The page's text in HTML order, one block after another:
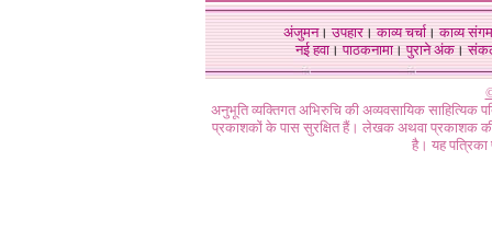
अंजुमन।उपहार।काव्य चर्चा।काव्य संगम
नई हवा। पाठकनामा। पुराने अंक।
अनुभूति व्यक्तिगत अभिरुचि की अव्यवसायिक
प्रकाशकों के पास सुरक्षित हैं। लेखक अथवा प्रकाशक की
है। यह पत्रिका